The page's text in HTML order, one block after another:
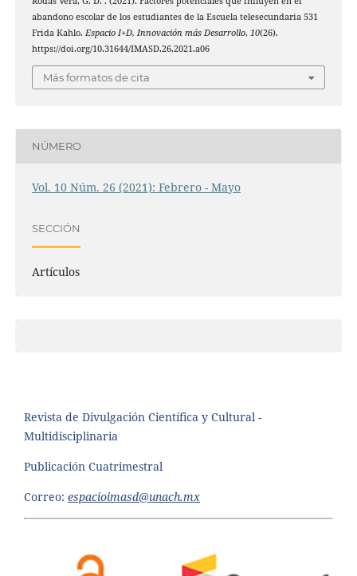
abandono escolar de los estudiantes de la Escuela telesecundaria 531
Frida Kahlo. Espacio I+D, Innovación más Desarrollo, 10(26).
https://doi.org/10.31644/IMASD.26.2021.a06
Más formatos de cita
NÚMERO
Vol. 10 Núm. 26 (2021): Febrero - Mayo
SECCIÓN
Artículos
Revista de Divulgación Científica y Cultural -
Multidisciplinaria
Publicación Cuatrimestral
Correo: espacioimasd@unach.mx